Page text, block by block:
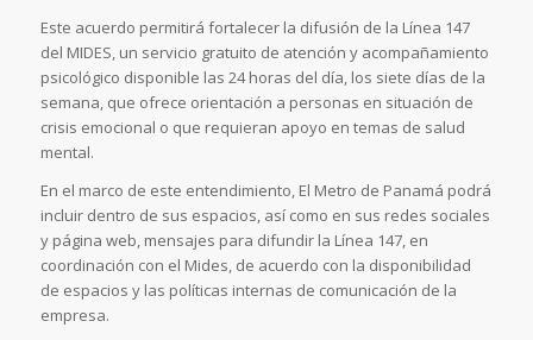
Este acuerdo permitirá fortalecer la difusión de la Línea 147
del MIDES, un servicio gratuito de atención y acompañamiento
psicológico disponible las 24 horas del día, los siete días de la
semana, que ofrece orientación a personas en situación de
crisis emocional o que requieran apoyo en temas de salud
mental.
En el marco de este entendimiento, El Metro de Panamá podrá
incluir dentro de sus espacios, así como en sus redes sociales
y página web, mensajes para difundir la Línea 147, en
coordinación con el Mides, de acuerdo con la disponibilidad
de espacios y las políticas internas de comunicación de la
empresa.